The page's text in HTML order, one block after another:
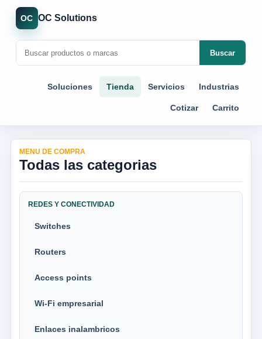
OC OC Solutions
Buscar
Soluciones Tienda Servicios Industrias
Cotizar Carrito
MENU DE COMPRA
Todas las categorias
REDES Y CONECTIVIDAD
Switches
Routers
Access points
Wi-Fi empresarial
Enlaces inalambricos